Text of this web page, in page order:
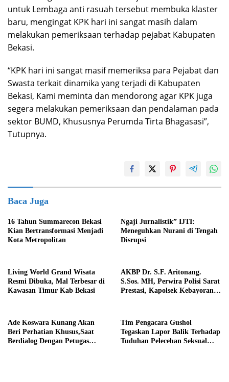
untuk Lembaga anti rasuah tersebut membuka klaster
baru, mengingat KPK hari ini sangat masih dalam
melakukan pemeriksaan terhadap pejabat Kabupaten
Bekasi.
“KPK hari ini sangat masif memeriksa para Pejabat dan
Swasta terkait dinamika yang terjadi di Kabupaten
Bekasi, Kami meminta dan mendorong agar KPK juga
segera melakukan pemeriksaan dan pendalaman pada
sektor BUMD, Khususnya Perumda Tirta Bhagasasi”,
Tutupnya.
Baca Juga
16 Tahun Summarecon Bekasi
Kian Bertransformasi Menjadi
Kota Metropolitan
Ngaji Jurnalistik” IJTI:
Meneguhkan Nurani di Tengah
Disrupsi
Living World Grand Wisata
Resmi Dibuka, Mal Terbesar di
Kawasan Timur Kab Bekasi
AKBP Dr. S.F. Aritonang.
S.Sos. MH, Perwira Polisi Sarat
Prestasi, Kapolsek Kebayoran
Ade Koswara Kunang Akan
Beri Perhatian Khusus,Saat
Berdialog Dengan Petugas
Tim Pengacara Gushol
Tegaskan Lapor Balik Terhadap
Tuduhan Pelecehan Seksual